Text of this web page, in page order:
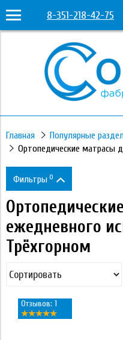
8-351-218-42-75
Главная
Популярные
Ортопедические матрасы
Фильтры 0
Цена
2 380
Применить
ежедневного
Трёхгорном
Отзывов: 1